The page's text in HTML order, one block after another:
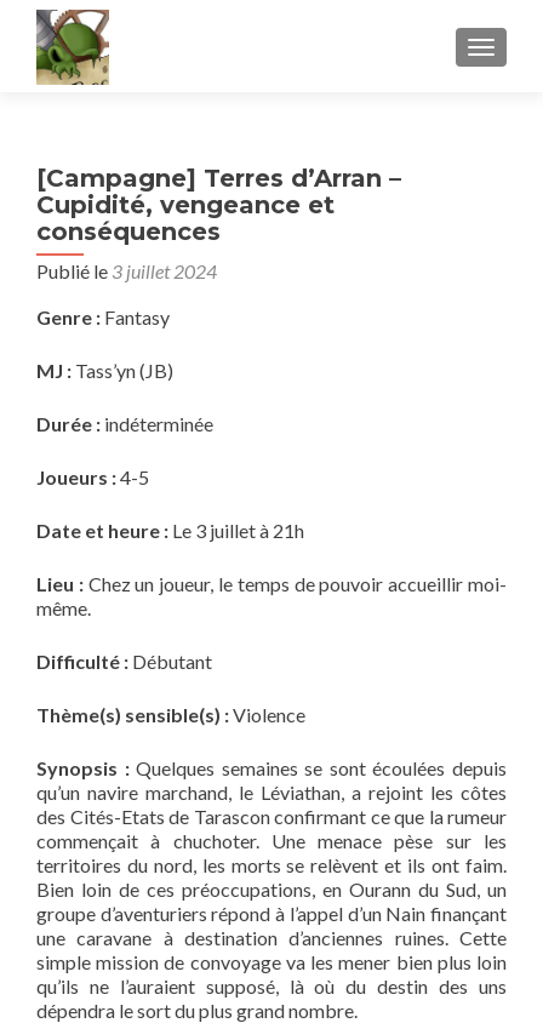
[Campagne] Terres d’Arran –
Cupidité, vengeance et
conséquences
Publié le 3 juillet 2024
Genre : Fantasy
MJ : Tass’yn (JB)
Durée : indéterminée
Joueurs :4-5
Date et heure : Le 3 juillet à 21h
Lieu :Chez un joueur, le temps de pouvoir accueillir moi-
même.
Difficulté : Débutant
Thème(s) sensible(s) :Violence
Synopsis :Quelques semaines se sont écoulées depuis
qu’un navire marchand, le Léviathan, a rejoint les côtes
des Cités-Etats de Tarascon confirmant ce que la rumeur
commençait à chuchoter. Une menace pèse sur les
territoires du nord, les morts se relèvent et ils ont faim.
Bien loin de ces préoccupations, en Ourann du Sud, un
groupe d’aventuriers répond à l’appel d’un Nain finançant
une caravane à destination d’anciennes ruines. Cette
simple mission de convoyage va les mener bien plus loin
qu’ils ne l’auraient supposé, là où du destin des uns
dépendra le sort du plus grand nombre.